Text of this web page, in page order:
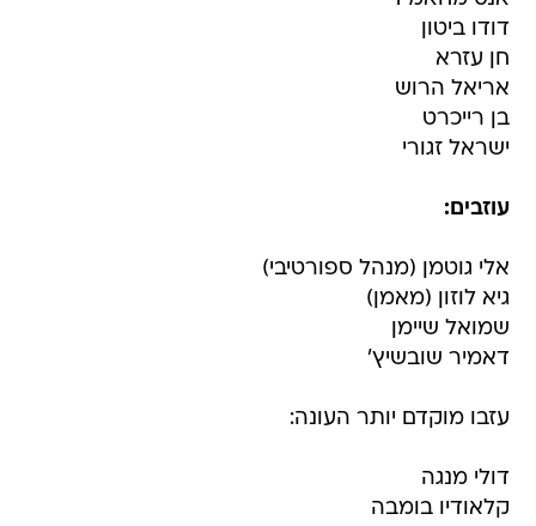
דודו ביטון
חן עזרא
אריאל הרוש
בן רייכרט
ישראל זגורי
עוזבים:
אלי גוטמן (מנהל ספורטיבי)
גיא לוזון (מאמן)
שמואל שיימן
דאמיר שובשיץ'
עזבו מוקדם יותר העונה:
דולי מנגה
קלאודיו בומבה